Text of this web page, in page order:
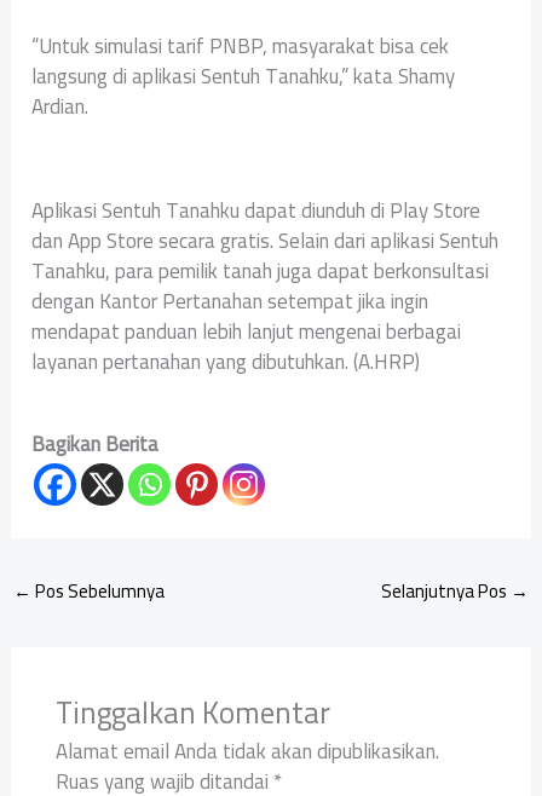
“Untuk simulasi tarif PNBP, masyarakat bisa cek
langsung di aplikasi Sentuh Tanahku,” kata Shamy
Ardian.
Aplikasi Sentuh Tanahku dapat diunduh di Play Store
dan App Store secara gratis. Selain dari aplikasi Sentuh
Tanahku, para pemilik tanah juga dapat berkonsultasi
dengan Kantor Pertanahan setempat jika ingin
mendapat panduan lebih lanjut mengenai berbagai
layanan pertanahan yang dibutuhkan. (A.HRP)
Bagikan Berita
← Pos Sebelumnya Selanjutnya Pos →
Tinggalkan Komentar
Alamat email Anda tidak akan dipublikasikan.
Ruas yang wajib ditandai*